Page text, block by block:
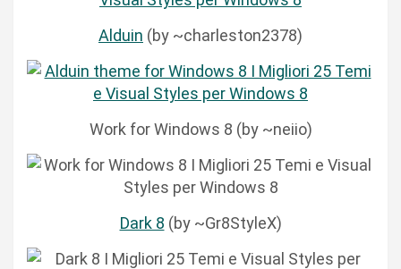
Alduin (by ~charleston2378)
Work for Windows 8 (by ~neiio)
Dark 8 (by ~Gr8StyleX)